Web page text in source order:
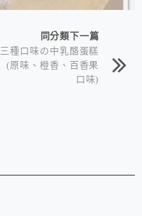
同分類下一篇
三種口味の中乳酪蛋糕
(原味、橙香、百香果
口味)